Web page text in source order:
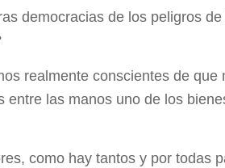
democracias de los peligros
realmente conscientes de
entre las manos uno de los
como hay tantos y por todas